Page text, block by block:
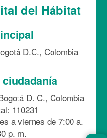
del Hábitat
D.C., Colombia
D. C., Colombia
110231
a viernes de 7:00 a.
p. m.